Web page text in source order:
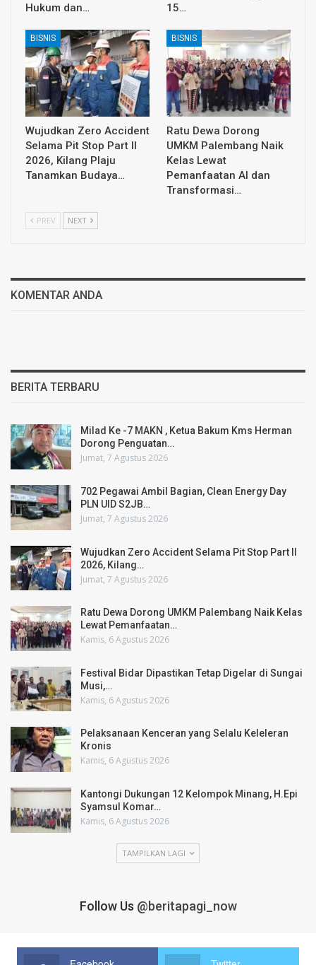
Hukum dan…
15…
BISNIS
Wujudkan Zero Accident
Selama Pit Stop Part II
2026, Kilang Plaju
Tanamkan Budaya…
BISNIS
Ratu Dewa Dorong
UMKM Palembang Naik
Kelas Lewat
Pemanfaatan AI dan
Transformasi…
PREV NEXT
KOMENTAR ANDA
BERITA TERBARU
Milad Ke -7 MAKN , Ketua Bakum Kms Herman
Dorong Penguatan…
Jumat, 7 Agustus 2026
702 Pegawai Ambil Bagian, Clean Energy Day
PLN UID S2JB…
Jumat, 7 Agustus 2026
Wujudkan Zero Accident Selama Pit Stop Part II
2026, Kilang…
Jumat, 7 Agustus 2026
Ratu Dewa Dorong UMKM Palembang Naik Kelas
Lewat Pemanfaatan…
Kamis, 6 Agustus 2026
Festival Bidar Dipastikan Tetap Digelar di Sungai
Musi,…
Kamis, 6 Agustus 2026
Pelaksanaan Kenceran yang Selalu Keleleran
Kronis
Kamis, 6 Agustus 2026
Kantongi Dukungan 12 Kelompok Minang, H.Epi
Syamsul Komar…
Kamis, 6 Agustus 2026
TAMPILKAN LAGI
Follow Us @beritapagi_now